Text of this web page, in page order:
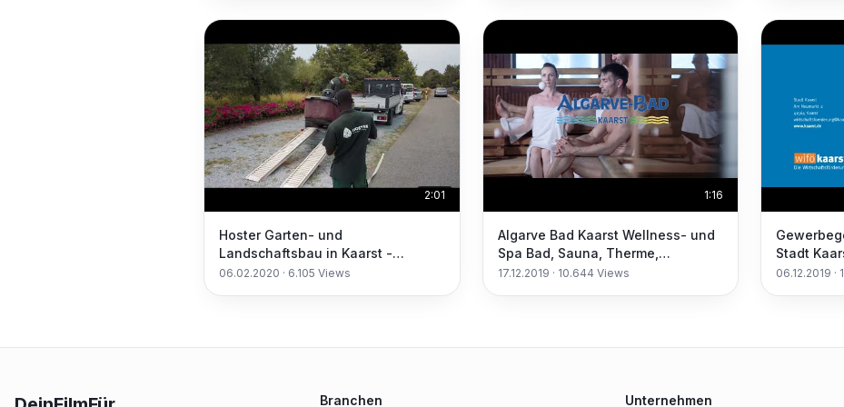
2:01
Hoster Garten- und
Landschaftsbau in Kaarst -
Galabau, Erdarbeiten,
06.02.2020 · 6.105 Views
1:16
Algarve Bad Kaarst Wellness- und
Spa Bad, Sauna, Therme,
Gesundheit, Massage,
17.12.2019 · 10.644 Views
Stadt
06.12.2019 ·
Branchen Unternehmen